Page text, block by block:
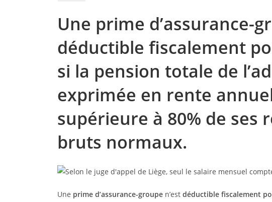
Une prime d’assurance-
déductible fiscalement
si la pension totale de
exprimée en rente
supérieure à 80% de ses
bruts normaux.
Une prime d’assurance-groupen’est déductible fiscalement